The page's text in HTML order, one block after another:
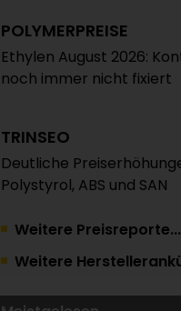
POLYMERPREISE
Ethylen August 2026:
noch immer nicht fixiert
TRINSEO
Deutliche
Polystyrol, ABS und SAN
Vorprodukte Juli/August
Weitere Preisreporte...
Weitere